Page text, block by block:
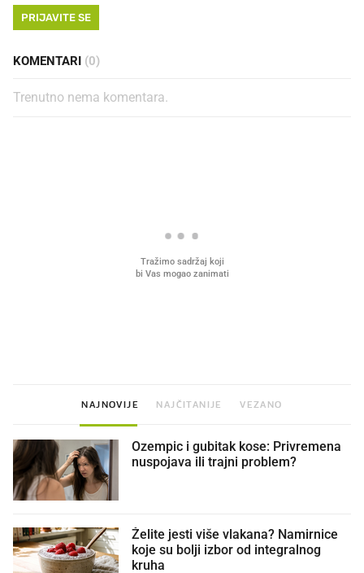
PRIJAVITE SE
KOMENTARI (0)
Trenutno nema komentara.
NAJNOVIJE NAJČITANIJE VEZANO
Ozempic i gubitak kose: Privremena
nuspojava ili trajni problem?
Želite jesti više vlakana? Namirnice
koje su bolji izbor od integralnog
kruha